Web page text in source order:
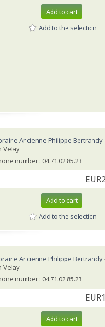
Add to cart
Add to the selection
Ancienne Philippe Bertrandy
Velay
number : 04.71.02.85.23
Add to cart
Add to the selection
Ancienne Philippe Bertrandy
Velay
number : 04.71.02.85.23
Add to cart